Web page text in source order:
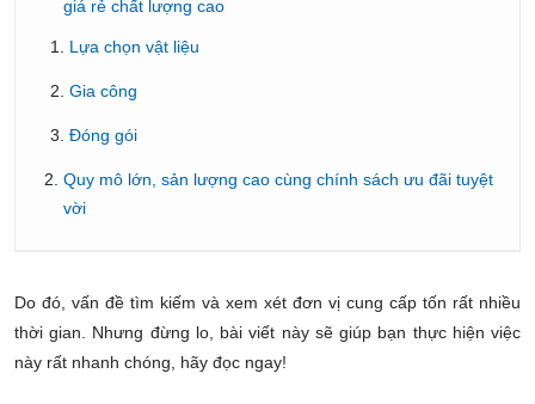
giá rẻ chất lượng cao
Lựa chọn vật liệu
Gia công
Đóng gói
Quy mô lớn, sản lượng cao cùng chính sách ưu đãi tuyệt
vời
Do đó, vấn đề tìm kiếm và xem xét đơn vị cung cấp tốn rất nhiều
thời gian. Nhưng đừng lo, bài viết này sẽ giúp bạn thực hiện việc
này rất nhanh chóng, hãy đọc ngay!